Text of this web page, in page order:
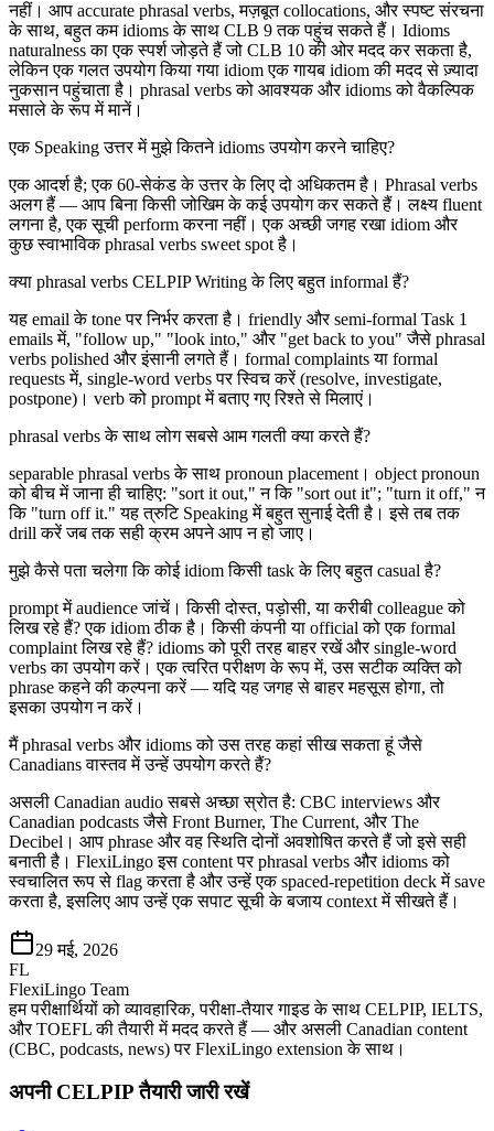
नहीं। आप accurate phrasal verbs, मज़बूत collocations, और स्पष्ट संरचना
के साथ, बहुत कम idioms के साथ CLB 9 तक पहुंच सकते हैं। Idioms
naturalness का एक स्पर्श जोड़ते हैं जो CLB 10 की ओर मदद कर सकता है,
लेकिन एक गलत उपयोग किया गया idiom एक गायब idiom की मदद से ज़्यादा
नुकसान पहुंचाता है। phrasal verbs को आवश्यक और idioms को वैकल्पिक
मसाले के रूप में मानें।
एक Speaking उत्तर में मुझे कितने idioms उपयोग करने चाहिए?
एक आदर्श है; एक 60-सेकंड के उत्तर के लिए दो अधिकतम है। Phrasal verbs
अलग हैं — आप बिना किसी जोखिम के कई उपयोग कर सकते हैं। लक्ष्य fluent
लगना है, एक सूची perform करना नहीं। एक अच्छी जगह रखा idiom और
कुछ स्वाभाविक phrasal verbs sweet spot है।
क्या phrasal verbs CELPIP Writing के लिए बहुत informal हैं?
यह email के tone पर निर्भर करता है। friendly और semi-formal Task 1
emails में, "follow up," "look into," और "get back to you" जैसे phrasal
verbs polished और इंसानी लगते हैं। formal complaints या formal
requests में, single-word verbs पर स्विच करें (resolve, investigate,
postpone)। verb को prompt में बताए गए रिश्ते से मिलाएं।
phrasal verbs के साथ लोग सबसे आम गलती क्या करते हैं?
separable phrasal verbs के साथ pronoun placement। object pronoun
को बीच में जाना ही चाहिए: "sort it out," न कि "sort out it"; "turn it off," न
कि "turn off it." यह त्रुटि Speaking में बहुत सुनाई देती है। इसे तब तक
drill करें जब तक सही क्रम अपने आप न हो जाए।
मुझे कैसे पता चलेगा कि कोई idiom किसी task के लिए बहुत casual है?
prompt में audience जांचें। किसी दोस्त, पड़ोसी, या करीबी colleague को
लिख रहे हैं? एक idiom ठीक है। किसी कंपनी या official को एक formal
complaint लिख रहे हैं? idioms को पूरी तरह बाहर रखें और single-word
verbs का उपयोग करें। एक त्वरित परीक्षण के रूप में, उस सटीक व्यक्ति को
phrase कहने की कल्पना करें — यदि यह जगह से बाहर महसूस होगा, तो
इसका उपयोग न करें।
मैं phrasal verbs और idioms को उस तरह कहां सीख सकता हूं जैसे
Canadians वास्तव में उन्हें उपयोग करते हैं?
असली Canadian audio सबसे अच्छा स्रोत है: CBC interviews और
Canadian podcasts जैसे Front Burner, The Current, और The
Decibel। आप phrase और वह स्थिति दोनों अवशोषित करते हैं जो इसे सही
बनाती है। FlexiLingo इस content पर phrasal verbs और idioms को
स्वचालित रूप से flag करता है और उन्हें एक spaced-repetition deck में save
करता है, इसलिए आप उन्हें एक सपाट सूची के बजाय context में सीखते हैं।
29 मई, 2026
FL
FlexiLingo Team
हम परीक्षार्थियों को व्यावहारिक, परीक्षा-तैयार गाइड के साथ CELPIP, IELTS,
और TOEFL की तैयारी में मदद करते हैं — और असली Canadian content
(CBC, podcasts, news) पर FlexiLingo extension के साथ।
अपनी CELPIP तैयारी जारी रखें